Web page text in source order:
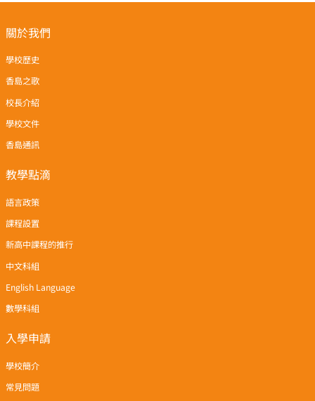
關於我們
學校歷史
香島之歌
校長介紹
學校文件
香島通訊
教學點滴
語言政策
課程設置
新高中課程的推行
中文科組
English Language
數學科組
入學申請
學校簡介
常見問題